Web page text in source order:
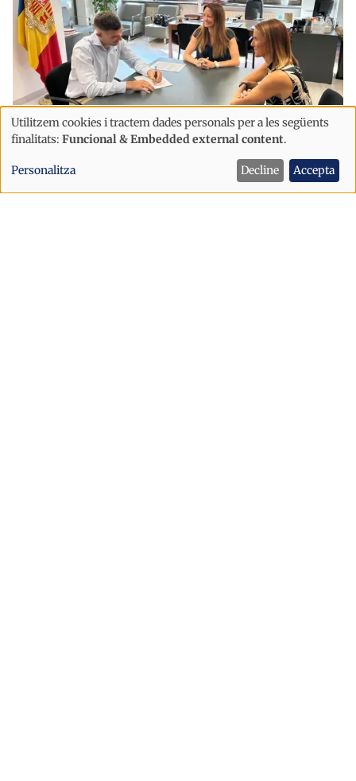
Sanitat Societat
El Col·legi Oficial de Fisioterapeutes
s'incorpora al Pacte nacional per
Ús
de
dades
Utilitzem cookies i tractem dades personals per a les següents
finalitats: Funcional & Embedded external content.
Personalitza Decline Accepta